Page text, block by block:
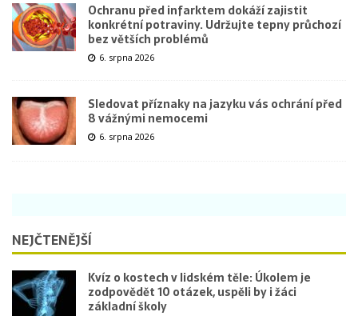
Ochranu před infarktem dokáží zajistit
konkrétní potraviny. Udržujte tepny průchozí
bez větších problémů
6. srpna 2026
Sledovat příznaky na jazyku vás ochrání před
8 vážnými nemocemi
6. srpna 2026
NEJČTENĚJŠÍ
Kvíz o kostech v lidském těle: Úkolem je
zodpovědět 10 otázek, uspěli by i žáci
základní školy